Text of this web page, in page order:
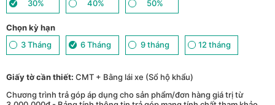
30%
40% 50%
Chọn kỳ hạn
3 Tháng
6 Tháng 9 tháng 12 tháng
Giấy tờ cần thiết: CMT + Bằng lái xe (Sổ hộ khẩu)
Chương trình trả góp áp dụng cho sản phẩm/đơn hàng giá trị từ